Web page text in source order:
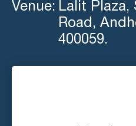
Venue: Lalit Plaza,
Road,
400059.